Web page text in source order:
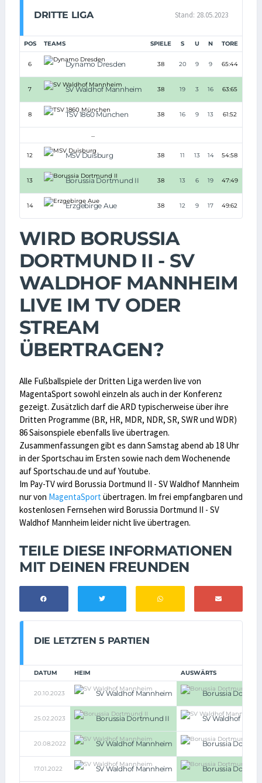
DRITTE LIGA Stand: 28.05.2023
POS TEAMS SPIELE S U N TORE
6 Dynamo Dresden 38 20 9 9 65:44
7 SV Waldhof Mannheim 38 19 3 16 63:65
8 TSV 1860 München 38 16 9 13 61:52
...
12 MSV Duisburg 38 11 13 14 54:58
13 Borussia Dortmund II 38 13 6 19 47:49
14 Erzgebirge Aue 38 12 9 17 49:62
WIRD BORUSSIA
DORTMUND II - SV
WALDHOF MANNHEIM
LIVE IM TV ODER
STREAM
ÜBERTRAGEN?
Alle Fußballspiele der Dritten Liga werden live von
MagentaSport sowohl einzeln als auch in der Konferenz
gezeigt. Zusätzlich darf die ARD typischerweise über ihre
Dritten Programme (BR, HR, MDR, NDR, SR, SWR und WDR)
86 Saisonspiele ebenfalls live übertragen.
Zusammenfassungen gibt es dann Samstag abend ab 18 Uhr
in der Sportschau im Ersten sowie nach dem Wochenende
auf Sportschau.de und auf Youtube.
Im Pay-TV wird Borussia Dortmund II - SV Waldhof Mannheim
nur von MagentaSportübertragen. Im frei empfangbaren und
kostenlosen Fernsehen wird Borussia Dortmund II - SV
Waldhof Mannheim leider nicht live übertragen.
TEILE DIESE INFORMATIONEN
MIT DEINEN FREUNDEN
DIE LETZTEN 5 PARTIEN
DATUM HEIM AUSWÄRTS
20.10.2023 SV Waldhof Mannheim Borussia
25.02.2023 Borussia Dortmund II SV Waldhof
20.08.2022 SV Waldhof Mannheim Borussia
17.01.2022 SV Waldhof Mannheim Borussia